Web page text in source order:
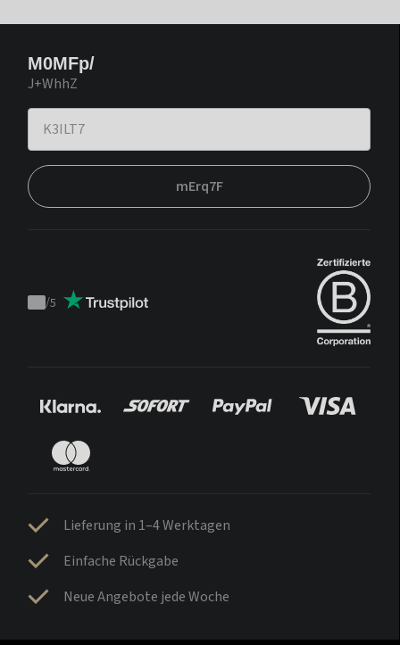
M0MFp/
J+WhhZ
mErq7F
Trustpilot
/5
Lieferung in 1–4 Werktagen
Einfache Rückgabe
Neue Angebote jede Woche